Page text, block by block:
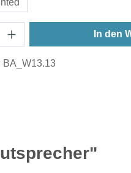
In den
BA_W13.13